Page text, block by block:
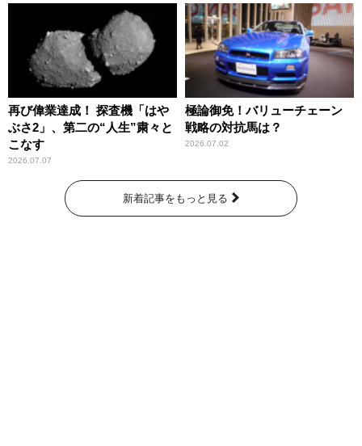
再び偉業達成！ 探査機「はや
ぶさ2」、第二の“人生”粛々と
こなす
2026.07.07
極論御免！バリューチェーン
戦略の対抗馬は？
2026.07.02
新着記事をもっと見る